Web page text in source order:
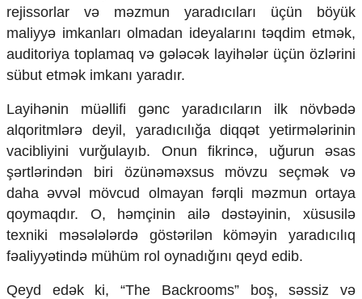
Cəmiyyət
Crossmedia.az - 1 yaş
Siyasət
Məhkəmə və hüquq
Zəfər - 5
Gənclər və İdman
Media və QHT
Hadisə
Sağlamlıq
Sosium
Mənəvi dəyərlər
Texnologiya
Mətbuat-150
Əlaqə
rejissorlar və məzmun yaradıcıları üçün böyük
maliyyə imkanları olmadan ideyalarını təqdim etmək,
auditoriya toplamaq və gələcək layihələr üçün özlərini
sübut etmək imkanı yaradır.
Layihənin müəllifi gənc yaradıcıların ilk növbədə
alqoritmlərə deyil, yaradıcılığa diqqət yetirmələrinin
vacibliyini vurğulayıb. Onun fikrincə, uğurun əsas
şərtlərindən biri özünəməxsus mövzu seçmək və
daha əvvəl mövcud olmayan fərqli məzmun ortaya
qoymaqdır. O, həmçinin ailə dəstəyinin, xüsusilə
texniki məsələlərdə göstərilən köməyin yaradıcılıq
fəaliyyətində mühüm rol oynadığını qeyd edib.
Qeyd edək ki, “The Backrooms” boş, səssiz və